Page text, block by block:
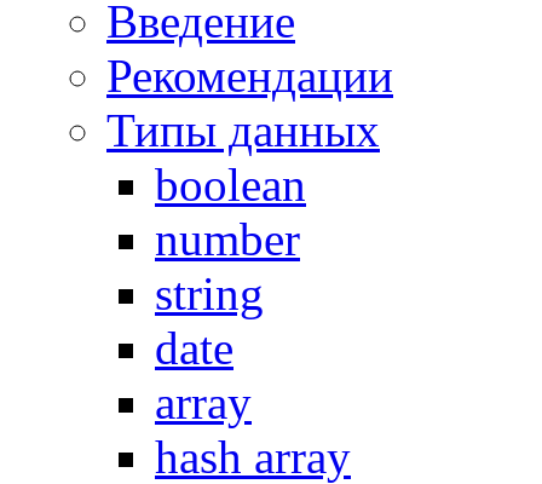
Введение
Рекомендации
Типы данных
boolean
number
string
date
array
hash array